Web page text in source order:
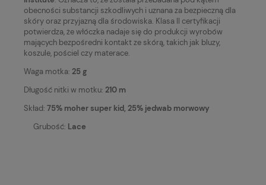
obecności substancji szkodliwych i uznana za bezpieczną dla
skóry oraz przyjazną dla środowiska. Klasa II certyfikacji
potwierdza, że włóczka nadaje się do produkcji wyrobów
mających bezpośredni kontakt ze skórą, takich jak bluzy,
koszule, pościel czy materace.
Waga motka: 25 g
Długość nitki w motku: 210 m
Skład: 75% moher super kid, 25% jedwab morwowy
Grubość: Lace